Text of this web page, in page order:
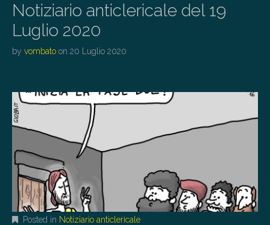
Notiziario anticlericale del 19
Luglio 2020
by vombato on 20 Luglio 2020
Posted in Notiziario anticlericale